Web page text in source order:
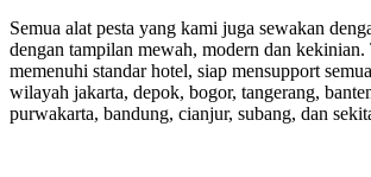
Semua alat pesta yang kami juga sewakan
dengan tampilan mewah, modern dan kekinian.
memenuhi standar hotel, siap mensupport
wilayah jakarta, depok, bogor, tangerang,
purwakarta, bandung, cianjur, subang, dan